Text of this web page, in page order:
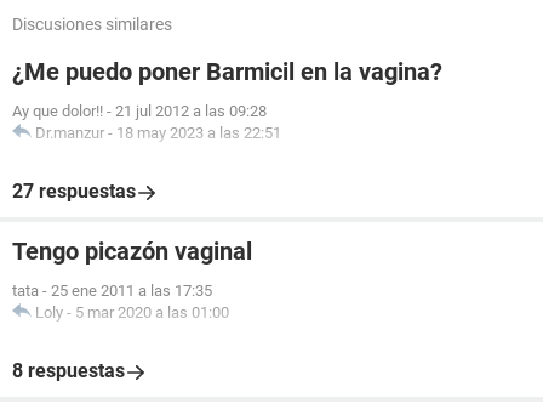
Discusiones similares
¿Me puedo poner Barmicil en la vagina?
Ay que dolor!! - 21 jul 2012 a las 09:28
Dr.manzur - 18 may 2023 a las 22:51
27 respuestas
Tengo picazón vaginal
tata - 25 ene 2011 a las 17:35
Loly - 5 mar 2020 a las 01:00
8 respuestas